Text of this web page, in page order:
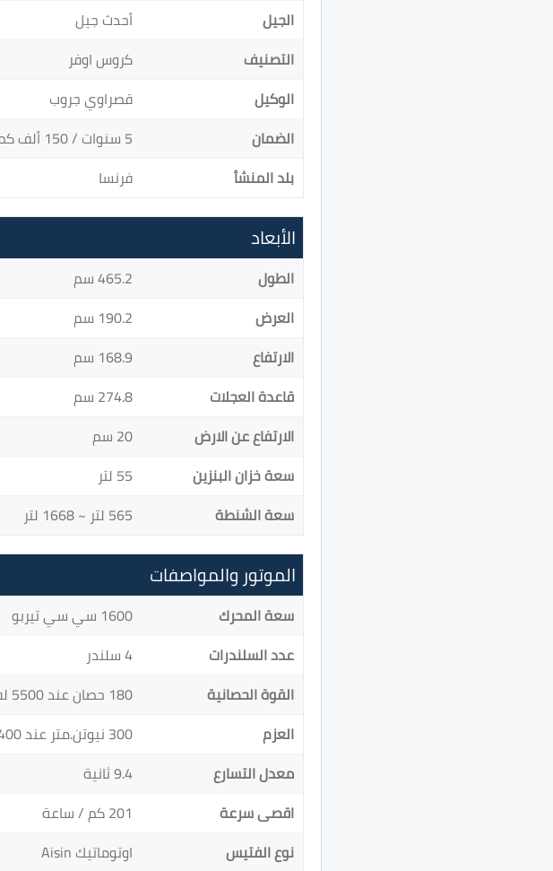
الجيل
أحدث جيل
التصنيف
كروس اوفر
الوكيل
قصراوي جروب
الضمان
5 سنوات / 150 ألف كم
بلد المنشأ
فرنسا
الأبعاد
الطول
465.2 سم
العرض
190.2 سم
الارتفاع
168.9 سم
قاعدة العجلات
274.8 سم
الارتفاع عن الارض
20 سم
سعة خزان البنزين
55 لتر
سعة الشنطة
565 لتر ~ 1668 لتر
الموتور والمواصفات
سعة المحرك
1600 سي سي تيربو
عدد السلندرات
4 سلندر
القوة الحصانية
180 حصان عند 5500 لفه في الدقيقة
العزم
300 نيوتن.متر عند 1400 لفه في الدقيقة
معدل التسارع
9.4 ثانية
اقصى سرعة
201 كم / ساعة
نوع الفتيس
اوتوماتيك Aisin